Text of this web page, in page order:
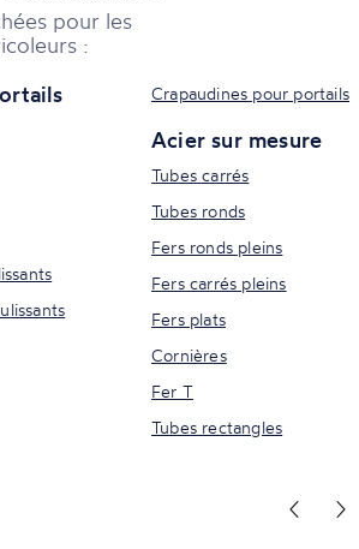
pour les
:
Crapaudines pour portails
Acier sur mesure
Tubes carrés
Tubes ronds
Fers ronds pleins
Fers carrés pleins
Fers plats
Cornières
Fer T
Tubes rectangles